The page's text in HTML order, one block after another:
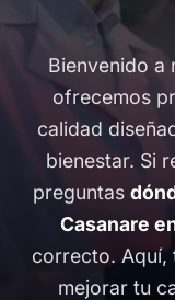
Bienvenido a
ofrecemos
calidad
bienestar. Si
preguntas
Casanare
correcto. Aquí,
mejorar tu